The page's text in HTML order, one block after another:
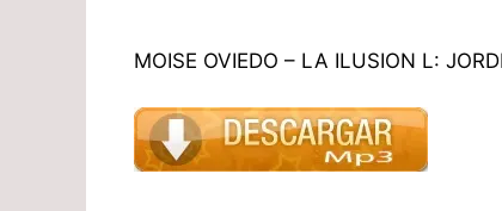
MOISE OVIEDO – LA ILUSION L: